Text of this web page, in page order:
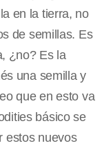
en la tierra, no
de semillas. Es
¿no? Es la
una semilla y
que en esto va
básico se
estos nuevos